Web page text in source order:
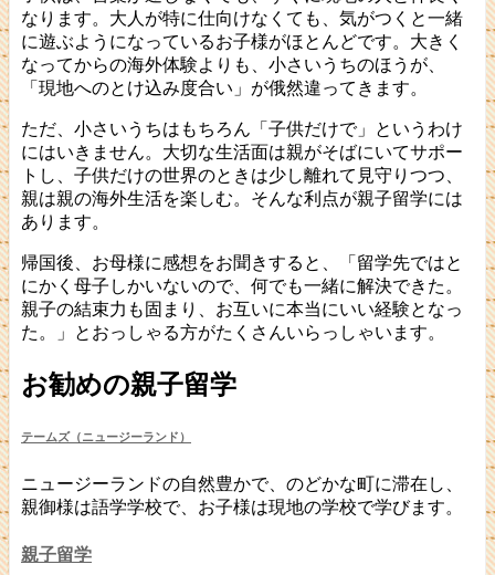
なります。大人が特に仕向けなくても、気がつくと一緒
に遊ぶようになっているお子様がほとんどです。大きく
なってからの海外体験よりも、小さいうちのほうが、
「現地へのとけ込み度合い」が俄然違ってきます。
ただ、小さいうちはもちろん「子供だけで」というわけ
にはいきません。大切な生活面は親がそばにいてサポー
トし、子供だけの世界のときは少し離れて見守りつつ、
親は親の海外生活を楽しむ。そんな利点が親子留学には
あります。
帰国後、お母様に感想をお聞きすると、「留学先ではと
にかく母子しかいないので、何でも一緒に解決できた。
親子の結束力も固まり、お互いに本当にいい経験となっ
た。」とおっしゃる方がたくさんいらっしゃいます。
お勧めの親子留学
テームズ（ニュージーランド）
ニュージーランドの自然豊かで、のどかな町に滞在し、
親御様は語学学校で、お子様は現地の学校で学びます。
親子留学